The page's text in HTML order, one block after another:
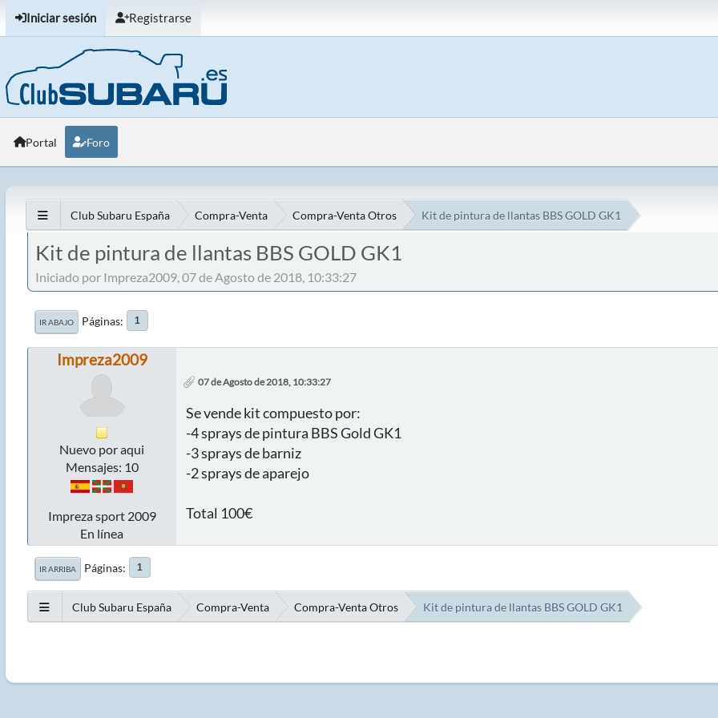
Iniciar sesión Registrarse
Portal Foro
Club Subaru España Compra-Venta Compra-Venta Otros Kit de pintura de llantas BBS GOLD GK1
Kit de pintura de llantas BBS GOLD GK1
Iniciado por Impreza2009, 07 de Agosto de 2018, 10:33:27
IR ABAJO Páginas 1
Impreza2009
Nuevo por aqui
Mensajes: 10
Impreza sport 2009
En línea
07 de Agosto de 2018, 10:33:27
Se vende kit compuesto por:
-4 sprays de pintura BBS Gold GK1
-3 sprays de barniz
-2 sprays de aparejo
Total 100€
IR ARRIBA Páginas 1
Club Subaru España Compra-Venta Compra-Venta Otros Kit de pintura de llantas BBS GOLD GK1